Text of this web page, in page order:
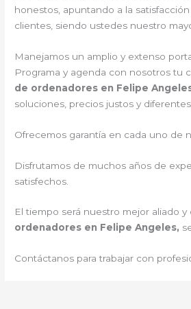
honestos, apuntando a la
clientes, siendo ustedes nuestro
Manejamos un amplio y extenso
Programa y agenda con nosotros tu
de ordenadores en Felipe
soluciones, precios justos y
Ofrecemos garantía en cada uno de
Disfrutamos de muchos años de
satisfechos.
El tiempo será nuestro mejor aliado y
ordenadores en Felipe Angeles,
Contáctanos para trabajar con